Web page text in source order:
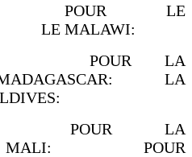
LE
LE MALAWI:
LA
LA
LA
MALI: POUR